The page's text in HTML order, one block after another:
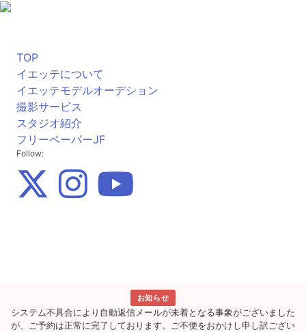
TOP
イエッテについて
イエッテモデルオーデション
撮影サービス
スタジオ紹介
フリーペーパーJF
Follow:
お知らせ
システム不具合により自動返信メールが未着となる事象がございました
が、ご予約は正常に完了しております。ご不便をおかけし申し訳ござい